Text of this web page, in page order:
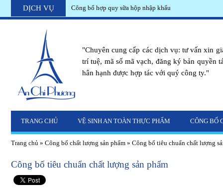
DỊCH VỤ Công bố hợp quy sữa hộp nhập khẩu
"Chuyên cung cấp các dịch vụ: tư vấn xin
trí tuệ, mã số mã vạch, đăng ký bản quyền
hân hạnh được hợp tác với quý công ty."
TRANG CHỦ VỆ SINH AN TOÀN THỰC PHẨM CÔNG BỐ
Trang chủ » Công bố chất lượng sản phẩm » Công bố tiêu chuẩn chất lượng
Công bố tiêu chuẩn chất lượng sản phẩm